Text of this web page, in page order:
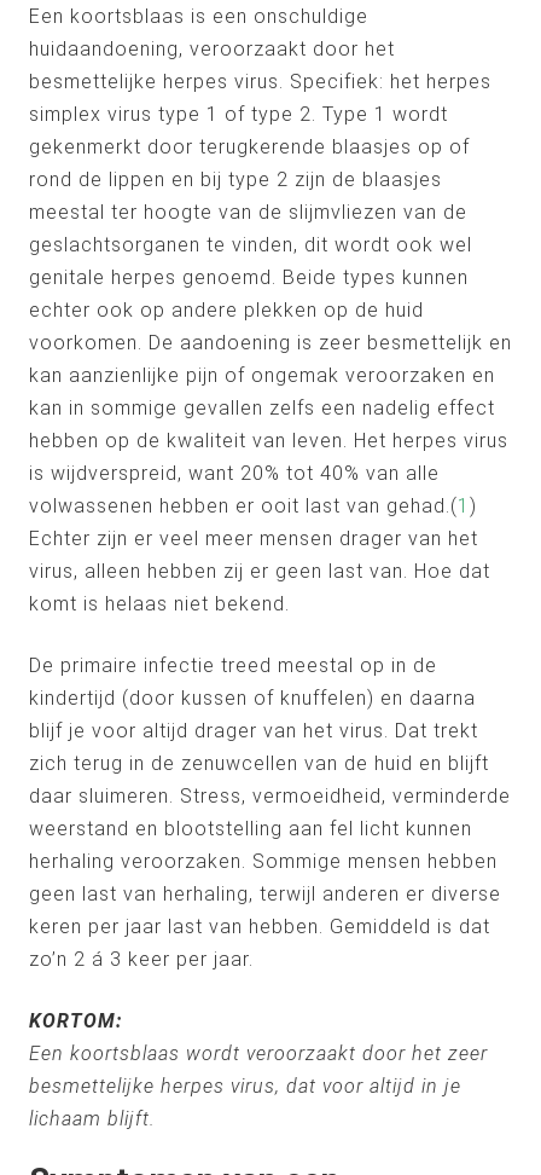
Een koortsblaas is een onschuldige
huidaandoening, veroorzaakt door het
besmettelijke herpes virus. Specifiek: het herpes
simplex virus type 1 of type 2. Type 1 wordt
gekenmerkt door terugkerende blaasjes op of
rond de lippen en bij type 2 zijn de blaasjes
meestal ter hoogte van de slijmvliezen van de
geslachtsorganen te vinden, dit wordt ook wel
genitale herpes genoemd. Beide types kunnen
echter ook op andere plekken op de huid
voorkomen. De aandoening is zeer besmettelijk en
kan aanzienlijke pijn of ongemak veroorzaken en
kan in sommige gevallen zelfs een nadelig effect
hebben op de kwaliteit van leven. Het herpes virus
is wijdverspreid, want 20% tot 40% van alle
volwassenen hebben er ooit last van gehad.(1 )
Echter zijn er veel meer mensen drager van het
virus, alleen hebben zij er geen last van. Hoe dat
komt is helaas niet bekend.
De primaire infectie treed meestal op in de
kindertijd (door kussen of knuffelen) en daarna
blijf je voor altijd drager van het virus. Dat trekt
zich terug in de zenuwcellen van de huid en blijft
daar sluimeren. Stress, vermoeidheid, verminderde
weerstand en blootstelling aan fel licht kunnen
herhaling veroorzaken. Sommige mensen hebben
geen last van herhaling, terwijl anderen er diverse
keren per jaar last van hebben. Gemiddeld is dat
zo’n 2 á 3 keer per jaar.
KORTOM:
Een koortsblaas wordt veroorzaakt door het zeer
besmettelijke herpes virus, dat voor altijd in je
lichaam blijft.